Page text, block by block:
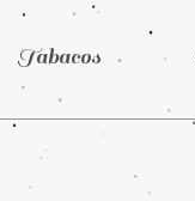
Tabacos